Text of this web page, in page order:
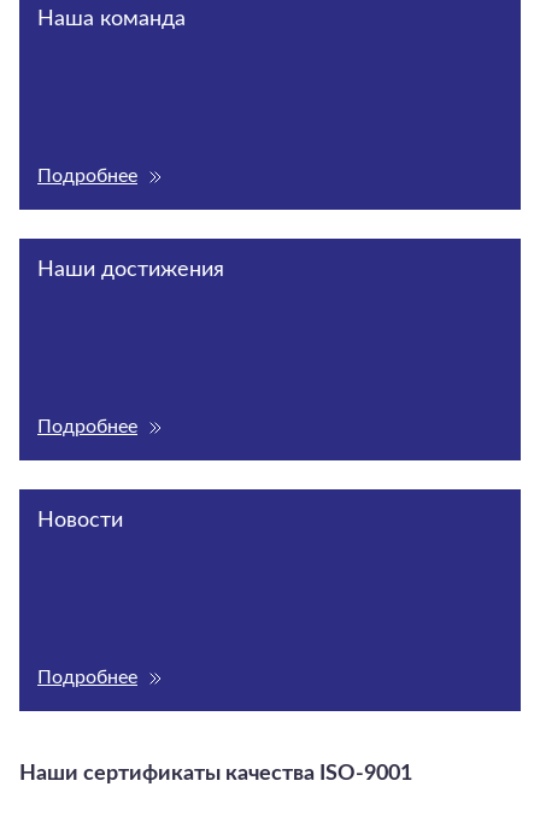
Наша команда
Подробнее
Наши достижения
Подробнее
Новости
Подробнее
Наши сертификаты качества ISO-9001